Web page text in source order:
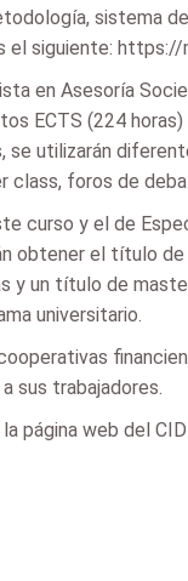
sistema
el siguiente:
en Asesoría
ECTS (224
se utilizarán
class, foros de
curso y el de
el título de
un título de
universitario.
sus trabajadores.
página web del